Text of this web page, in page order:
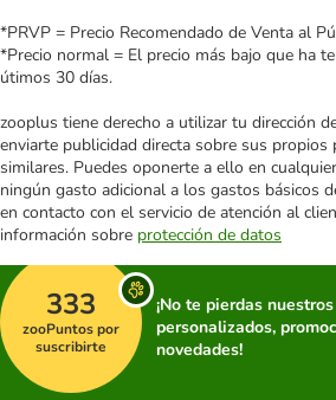
*PRVP = Precio Recomendado de Venta al
*Precio normal = El precio más bajo que ha
útimos 30 días.
zooplus tiene derecho a utilizar tu dirección
enviarte publicidad directa sobre sus propios
similares. Puedes oponerte a ello en
ningún gasto adicional a los gastos básicos
en contacto con el servicio de atención al
información sobre protección de datos
333
zooPuntos por
suscribirte
¡No te pierdas
personalizados,
novedades!